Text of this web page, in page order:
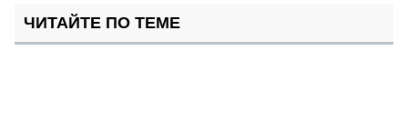
ЧИТАЙТЕ ПО ТЕМЕ